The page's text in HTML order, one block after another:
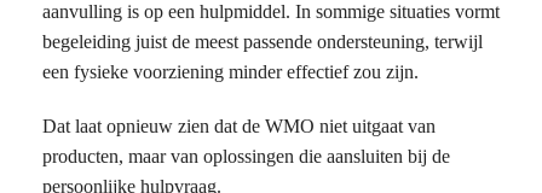
aanvulling is op een hulpmiddel. In sommige situaties vormt
begeleiding juist de meest passende ondersteuning, terwijl
een fysieke voorziening minder effectief zou zijn.
Dat laat opnieuw zien dat de WMO niet uitgaat van
producten, maar van oplossingen die aansluiten bij de
persoonlijke hulpvraag.